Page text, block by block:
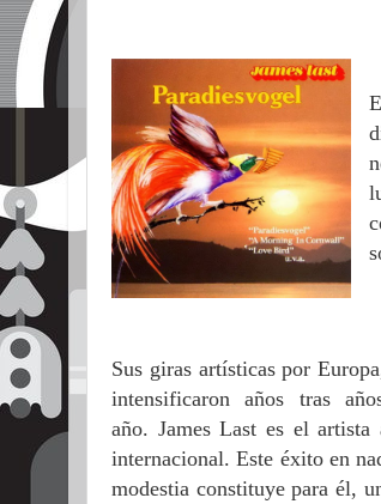
Sus giras artísticas por
intensificaron años tras
año. James Last es el
internacional. Este éxito en
modestia constituye para él,